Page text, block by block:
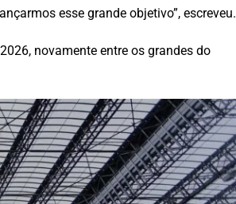
esse grande objetivo”, escreveu.
novamente entre os grandes do